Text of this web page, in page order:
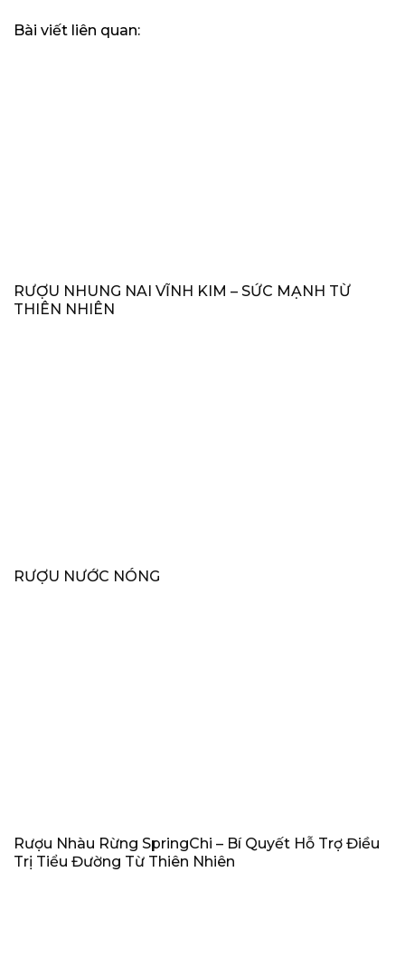
Bài viết liên quan:
RƯỢU NHUNG NAI VĨNH KIM – SỨC MẠNH TỪ
THIÊN NHIÊN
RƯỢU NƯỚC NÓNG
Rượu Nhàu Rừng SpringChi – Bí Quyết Hỗ Trợ Điều
Trị Tiểu Đường Từ Thiên Nhiên